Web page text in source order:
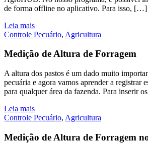
de forma offline no aplicativo. Para isso, […]
Leia mais
Controle Pecuário, Agricultura
Medição de Altura de Forragem
A altura dos pastos é um dado muito
pecuária e agora vamos aprender a registrar
para qualquer área da fazenda. Para inserir
Leia mais
Controle Pecuário, Agricultura
Medição de Altura de Forragem